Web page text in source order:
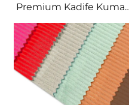
Premium Kadife Kumaş
| Toptan ve Perakende